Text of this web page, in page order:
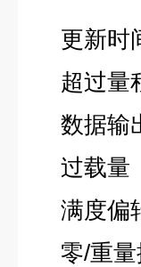
更新时
超过量
数据输
过载
满度偏
零/重量